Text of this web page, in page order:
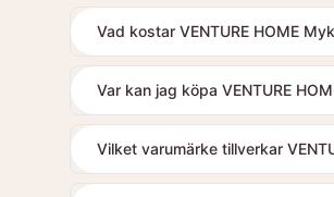
Vad kostar VENTURE HOME
Var kan jag köpa VENTURE
Vilket varumärke tillverkar